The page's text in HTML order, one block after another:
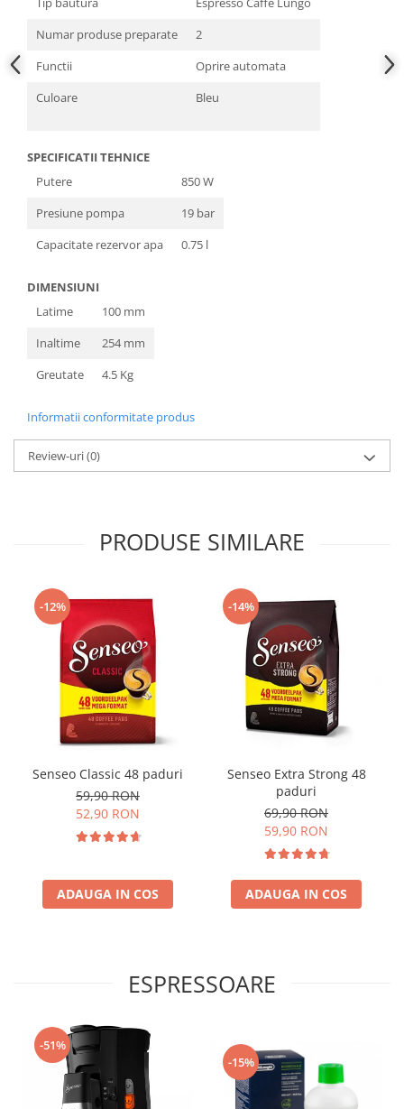
Numar produse preparate
2
Functii
Oprire automata
Culoare
Bleu
SPECIFICATII TEHNICE
Putere
850 W
Presiune pompa
19 bar
Capacitate rezervor apa
0.75 l
DIMENSIUNI
Latime
100 mm
Inaltime
254 mm
Greutate
4.5 Kg
Informatii conformitate produs
Review-uri(0)
PRODUSE SIMILARE
-12%
Senseo Classic 48 paduri
59,90 RON
52,90 RON
ADAUGA IN COS
-14%
Senseo Extra Strong 48
paduri
69,90 RON
59,90 RON
ADAUGA IN COS
ESPRESSOARE
-51%
-15%